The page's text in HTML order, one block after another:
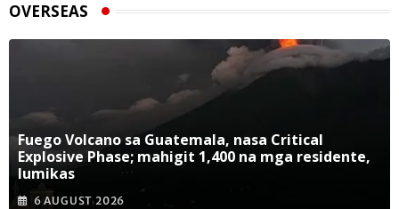
OVERSEAS
Fuego Volcano sa Guatemala, nasa Critical
Explosive Phase; mahigit 1,400 na mga residente,
lumikas
6 AUGUST 2026